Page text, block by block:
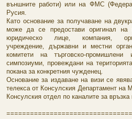
външните работи) или на ФМС
Русия.
Като основание за получаване на
може да се предостави оригинал на
юридическо лице, компания,
учреждение, държавни и местни
комитети на търговско-
симпозиуми, провеждани на
покана за конкретния чужденец.
Основание за издаване на визи се
телекса от Консулския Департамент на
Консулския отдел по каналите за